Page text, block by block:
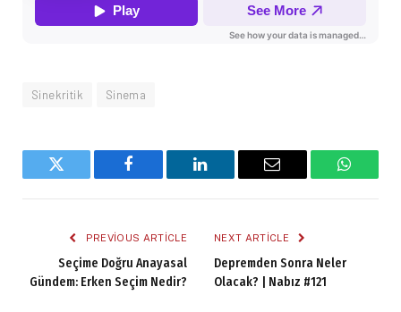
Sinekritik Sinema
Twitter Facebook LinkedIn Email
PREVIOUS ARTICLE
Seçime Doğru Anayasal
Gündem: Erken Seçim Nedir?
NEXT ARTICLE
Depremden Sonra Neler
Olacak? | Nabız #121